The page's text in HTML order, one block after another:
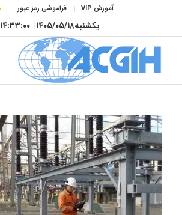
آموزش VIP فراموشی رمز عبور
یکشنبه۱۴۰۵/۰۵/۱۸| ۱۴:۳۳:۰۱